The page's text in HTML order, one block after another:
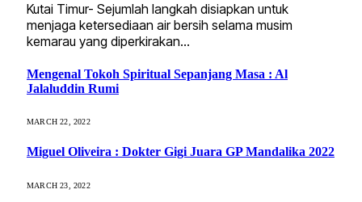
Kutai Timur- Sejumlah langkah disiapkan untuk
menjaga ketersediaan air bersih selama musim
kemarau yang diperkirakan…
Mengenal Tokoh Spiritual Sepanjang Masa : Al
Jalaluddin Rumi
MARCH 22, 2022
Miguel Oliveira : Dokter Gigi Juara GP Mandalika 2022
MARCH 23, 2022